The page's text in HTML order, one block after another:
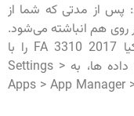
پس از مدتی که شما از
روی هم انباشته می‌شود.
این داده‌ها می‌توانند آنتن‌دهی گوشی نوکیا FA 3310 2017 را با
مشکلاتی مواجع کنند برای پاک کردن این داده ها، به Settings >
Apps > App Manager